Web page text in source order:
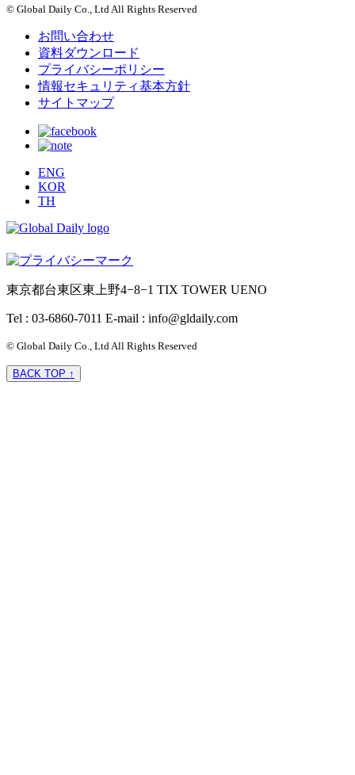
© Global Daily Co., Ltd All Rights Reserved
お問い合わせ
資料ダウンロード
プライバシーポリシー
情報セキュリティ基本方針
サイトマップ
ENG
KOR
TH
東京都台東区東上野4−8−1 TIX TOWER UENO
Tel : 03-6860-7011 E-mail : info@gldaily.com
© Global Daily Co., Ltd All Rights Reserved
BACK TOP ↑